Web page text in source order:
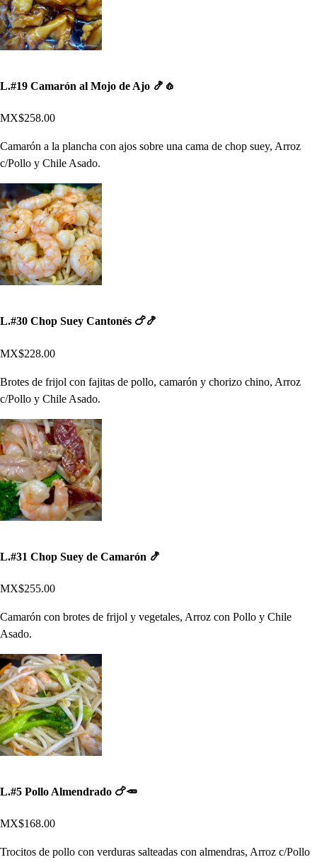
L.#19 Camarón al Mojo de Ajo 🍤🧄
MX$258.00
Camarón a la plancha con ajos sobre una cama de chop suey, Arroz
c/Pollo y Chile Asado.
L.#30 Chop Suey Cantonés 🍗🍤
MX$228.00
Brotes de frijol con fajitas de pollo, camarón y chorizo chino, Arroz
c/Pollo y Chile Asado.
L.#31 Chop Suey de Camarón 🍤
MX$255.00
Camarón con brotes de frijol y vegetales, Arroz con Pollo y Chile
Asado.
L.#5 Pollo Almendrado 🍗🥕
MX$168.00
Trocitos de pollo con verduras salteadas con almendras, Arroz c/Pollo